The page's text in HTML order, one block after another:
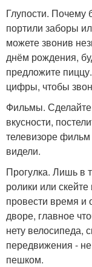
Глупости. Почему
портили заборы
можете звонив
днём рождения,
предложите
цифры, чтобы
Фильмы. Сделайте
вкусности,
телевизоре
видели.
Прогулка. Лишь в
ролики или
провести время и
дворе, главное
нету велосипеда,
передвижения -
пешком.